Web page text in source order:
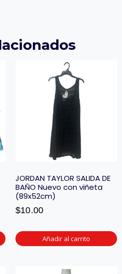
JORDAN TAYLOR SALIDA DE
BAÑO Nuevo con viñeta
(89x52cm)
$10.00
Añadir al carrito